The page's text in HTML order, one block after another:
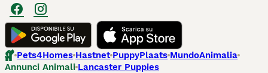
Pets4Homes Hastnet PuppyPlaats MundoAnimalia
Annunci Animali Lancaster Puppies